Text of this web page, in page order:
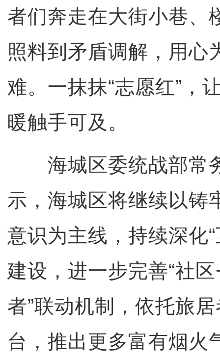
者们奔走在大街小巷、
照料到矛盾调解，用心
难。一抹抹“志愿红”，
暖触手可及。
海城区委统战部常
示，海城区将继续以铸
意识为主线，持续深化
建设，进一步完善“社
者”联动机制，依托旅
台，推出更多富有烟火